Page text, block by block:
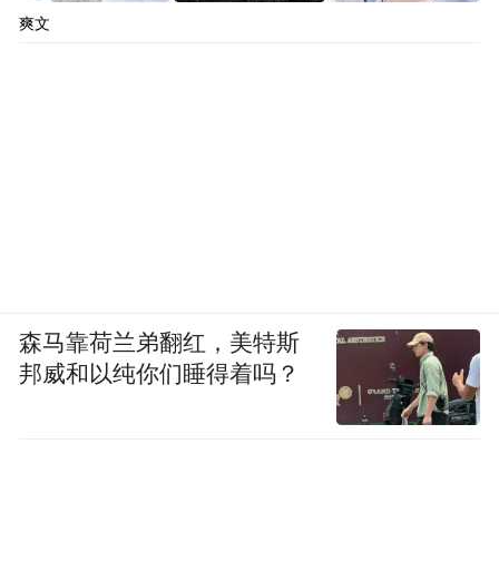
爽文
森马靠荷兰弟翻红，美特斯
邦威和以纯你们睡得着吗？